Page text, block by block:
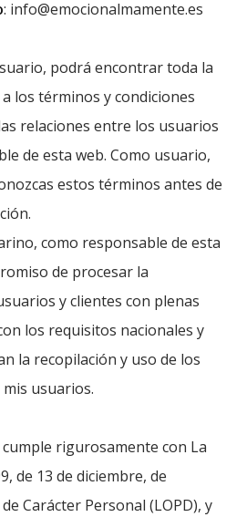
: info@emocionalmamente.es
podrá encontrar toda la
los términos y condiciones
relaciones entre los usuarios
de esta web. Como usuario,
estos términos antes de
como responsable de esta
de procesar la
y clientes con plenas
los requisitos nacionales y
la recopilación y uso de los
usuarios.
rigurosamente con La
de 13 de diciembre, de
Carácter Personal (LOPD), y